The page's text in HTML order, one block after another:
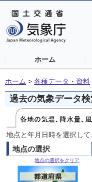
ホーム
ホーム > 各種データ・資料
過去の気象データ
地点と年月日時を選択し
地点の選択
地点の選択をクリア